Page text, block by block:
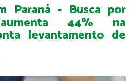
Paraná - Busca por
44% na
levantamento de